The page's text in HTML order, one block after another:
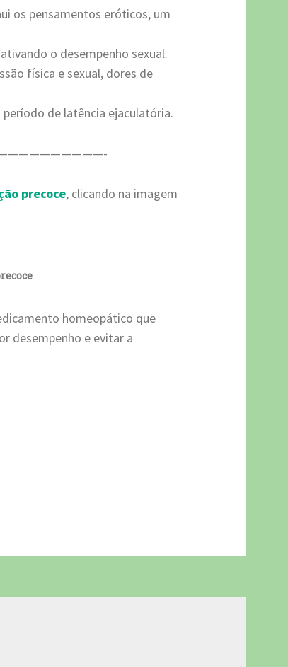
os pensamentos eróticos, um
o desempenho sexual.
física e sexual, dores de
de latência ejaculatória.
precoce, clicando na imagem
homeopático que
desempenho e evitar a